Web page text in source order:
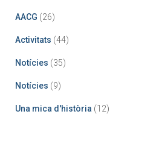
AACG (26)
Activitats (44)
Notícies (35)
Notícies (9)
Una mica d'història (12)